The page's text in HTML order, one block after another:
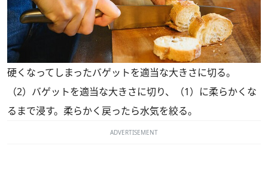
硬くなってしまったバゲットを適当な大きさに切る。
（2）バゲットを適当な大きさに切り、（1）に柔らかくな
るまで浸す。柔らかく戻ったら水気を絞る。
ADVERTISEMENT